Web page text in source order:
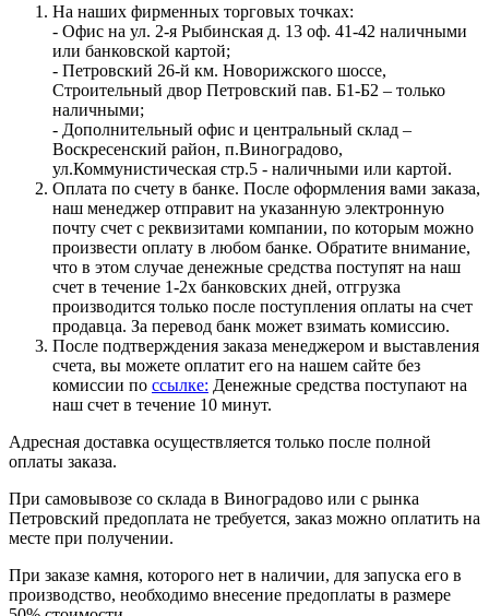
На наших фирменных торговых точках:
- Офис на ул. 2-я Рыбинская д. 13 оф. 41-42 наличными
или банковской картой;
- Петровский 26-й км. Новорижского шоссе,
Строительный двор Петровский пав. Б1-Б2 – только
наличными;
- Дополнительный офис и центральный склад –
Воскресенский район, п.Виноградово,
ул.Коммунистическая стр.5 - наличными или картой.
Оплата по счету в банке. После оформления вами заказа,
наш менеджер отправит на указанную электронную
почту счет с реквизитами компании, по которым можно
произвести оплату в любом банке. Обратите внимание,
что в этом случае денежные средства поступят на наш
счет в течение 1-2х банковских дней, отгрузка
производится только после поступления оплаты на счет
продавца. За перевод банк может взимать комиссию.
После подтверждения заказа менеджером и выставления
счета, вы можете оплатит его на нашем сайте без
комиссии по ссылке: Денежные средства поступают на
наш счет в течение 10 минут.
Адресная доставка осуществляется только после полной
оплаты заказа.
При самовывозе со склада в Виноградово или с рынка
Петровский предоплата не требуется, заказ можно оплатить на
месте при получении.
При заказе камня, которого нет в наличии, для запуска его в
производство, необходимо внесение предоплаты в размере